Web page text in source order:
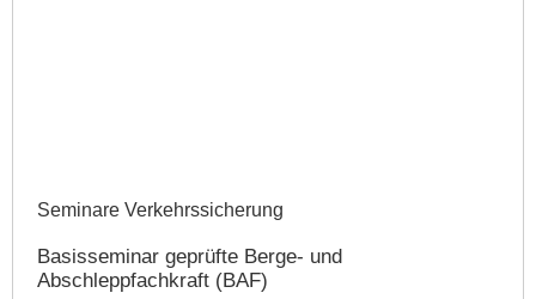
Seminare Verkehrssicherung​
Basisseminar geprüfte Berge- und
Abschleppfachkraft (BAF)